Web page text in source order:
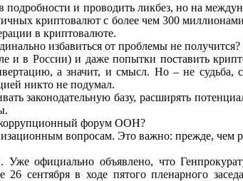
подробности и проводить ликбез, но на
криптовалют с более чем 300 миллионами
в криптовалюте.
избавиться от проблемы не получится?
и в России) и даже попытки поставить
а значит, и смысл. Но – не судьба,
никто не подумал.
законодательную базу, расширять
форум ООН?
вопросам. Это важно: прежде, чем
Ужеофициально объявлено, что
26 сентября в ходе пятогопленарного